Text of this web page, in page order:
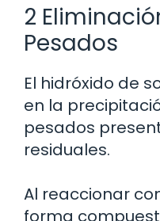
2
Pesados
El hidróxido de
en la
pesados
residuales.
Al reaccionar
forma